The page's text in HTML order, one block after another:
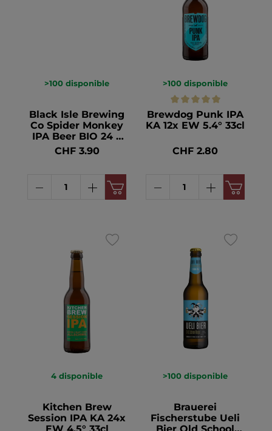
>100 disponible
Black Isle Brewing
Co Spider Monkey
IPA Beer BIO 24 x
EW BIO 5.2° 33cl
CHF 3.90
>100 disponible
Brewdog Punk IPA
KA 12x EW 5.4° 33cl
CHF 2.80
4 disponible
Kitchen Brew
Session IPA KA 24x
>100 disponible
Brauerei
Fischerstube Ueli